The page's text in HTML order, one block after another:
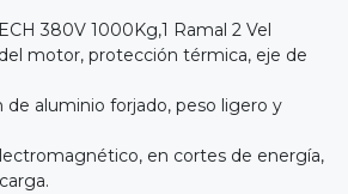
380V 1000Kg,1 Ramal 2 Vel
motor, protección térmica, eje de
de aluminio forjado, peso ligero y
en cortes de energía,